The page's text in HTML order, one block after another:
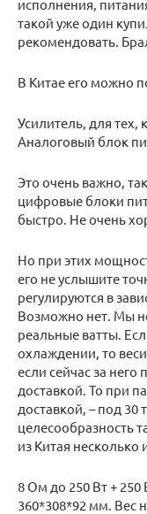
исполнения,
такой уже один
рекомендовать.
В Китае его можно
Усилитель, для тех,
Аналоговый блок
Это очень важно,
цифровые блоки
быстро. Не очень
Но при этих
его не услышите
регулируются в
Возможно нет. Мы
реальные ватты.
охлаждении, то
если сейчас за него
доставкой. То при
доставкой, – под
целесообразность
из Китая несколько
8 Ом до 250 Вт +
360*308*92 мм. Вес